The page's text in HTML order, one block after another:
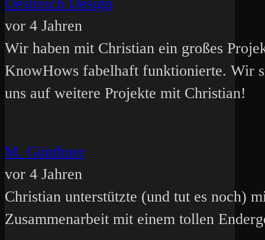
vor 4 Jahren
Wir haben mit Christian ein großes
KnowHows fabelhaft funktionierte. Wir
uns auf weitere Projekte mit Christian!
M. Günthner
vor 4 Jahren
Christian unterstützte (und tut es noch)
Zusammenarbeit mit einem tollen